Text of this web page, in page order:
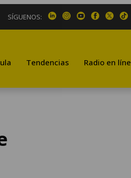
SÍGUENOS:
Tendencias Radio en